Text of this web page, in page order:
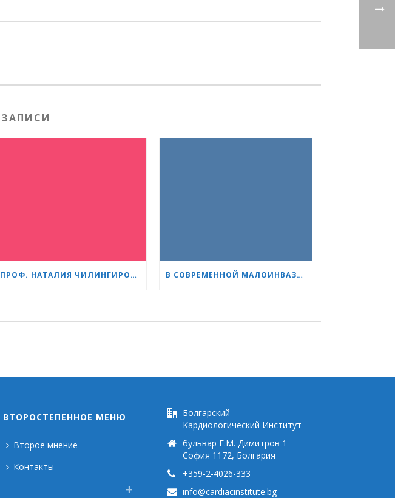
ПРОФ. НАТАЛИЯ ЧИЛИНГИРОВА: НАШИ ПАЦИЕНТЫ — ГЕРОИ, А МЫ ПОМОГАЕМ ИМ СПРАВЛЯТЬСЯ БЫСТРЕЕ И ЛЕГЧЕ В СОВРЕМЕННОЙ МАЛОИНВАЗИВНОЙ КАРДИОХИРУРГИИ ВОЗРАСТ — ВСЕГО ЛИШЬ ЦИФРА
ВТОРОСТЕПЕННОЕ МЕНЮ
Второе мнение
Контакты
Болгарский
Кардиологический Институт
бульвар Г.М. Димитров 1
София 1172, Болгария
+359-2-4026-333
info@cardiacinstitute.bg